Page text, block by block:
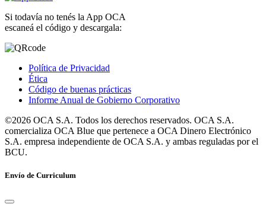
Si todavía no tenés la App OCA
escaneá el código y descargala:
Política de Privacidad
Ética
Código de buenas prácticas
Informe Anual de Gobierno Corporativo
©2026 OCA S.A. Todos los derechos reservados. OCA S.A.
comercializa OCA Blue que pertenece a OCA Dinero Electrónico
S.A. empresa independiente de OCA S.A. y ambas reguladas por el
BCU.
Envío de Curriculum